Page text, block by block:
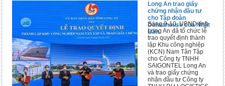
Long An trao giấy
chứng nhận đầu tư
cho Tập đoàn
Daiwahouse của Nhật
Bản
Sáng 9-10, UBND tỉnh
Long An đã tổ chức lễ
trao quyết định thành
lập Khu công nghiệp
(KCN) Nam Tân Tập
cho Công ty TNHH
SAIGONTEL Long An
và trao giấy chứng
nhận đầu tư Công ty